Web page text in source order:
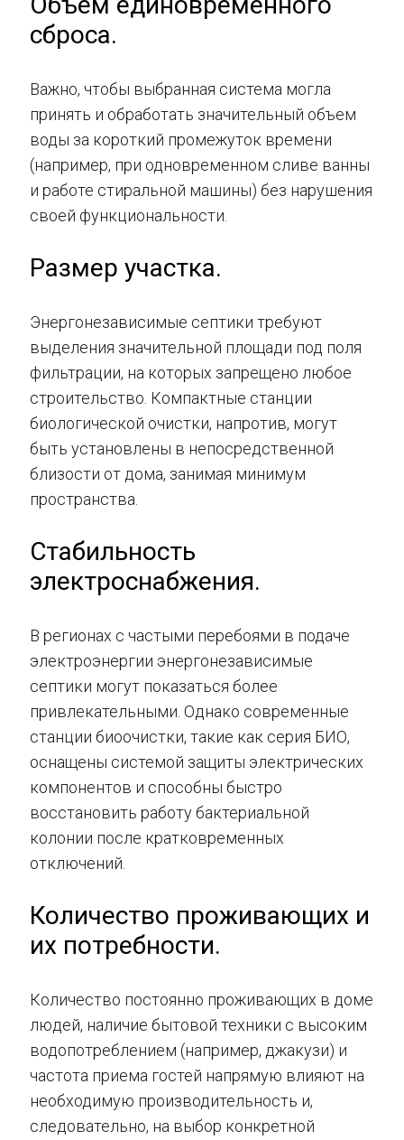
сброса.
Важно, чтобы выбранная система могла
принять и обработать значительный объем
воды за короткий промежуток времени
(например, при одновременном сливе ванны
и работе стиральной машины) без нарушения
своей функциональности.
Размер участка.
Энергонезависимые септики требуют
выделения значительной площади под поля
фильтрации, на которых запрещено любое
строительство. Компактные станции
биологической очистки, напротив, могут
быть установлены в непосредственной
близости от дома, занимая минимум
пространства.
Стабильность
электроснабжения.
В регионах с частыми перебоями в подаче
электроэнергии энергонезависимые
септики могут показаться более
привлекательными. Однако современные
станции биоочистки, такие как серия БИО,
оснащены системой защиты электрических
компонентов и способны быстро
восстановить работу бактериальной
колонии после кратковременных
отключений.
Количество проживающих и
их потребности.
Количество постоянно проживающих в доме
людей, наличие бытовой техники с высоким
водопотреблением (например, джакузи) и
частота приема гостей напрямую влияют на
необходимую производительность и,
следовательно, на выбор конкретной